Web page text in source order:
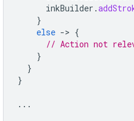
inkBuilder .
}
else -> {
// Action not
}
}
}
...